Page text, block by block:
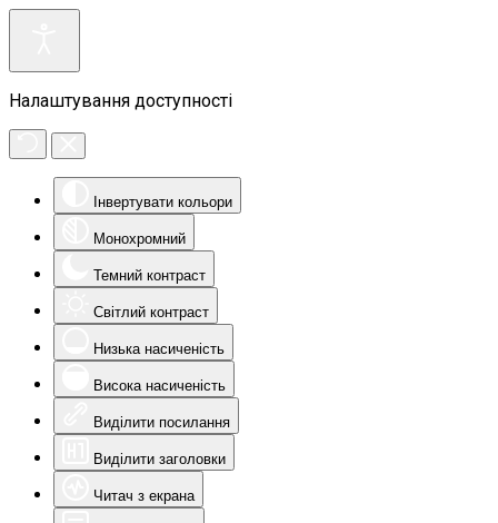
Налаштування доступності
Інвертувати кольори
Монохромний
Темний контраст
Світлий контраст
Низька насиченість
Висока насиченість
Виділити посилання
Виділити заголовки
Читач з екрана